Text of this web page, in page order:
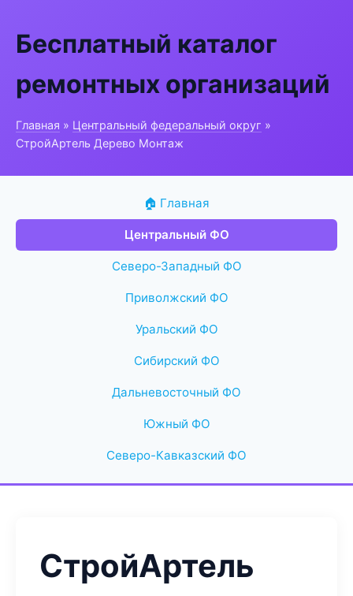
Бесплатный каталог
ремонтных организаций
Главная » Центральный федеральный округ »
СтройАртель Дерево Монтаж
🏠 Главная
Центральный ФО
Северо-Западный ФО
Приволжский ФО
Уральский ФО
Сибирский ФО
Дальневосточный ФО
Южный ФО
Северо-Кавказский ФО
СтройАртель